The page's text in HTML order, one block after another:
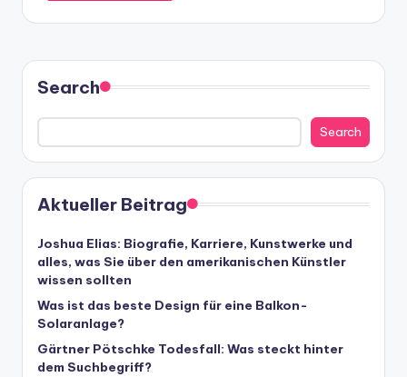
Search
Search
Aktueller Beitrag
Joshua Elias: Biografie, Karriere, Kunstwerke und
alles, was Sie über den amerikanischen Künstler
wissen sollten
Was ist das beste Design für eine Balkon-
Solaranlage?
Gärtner Pötschke Todesfall: Was steckt hinter
dem Suchbegriff?